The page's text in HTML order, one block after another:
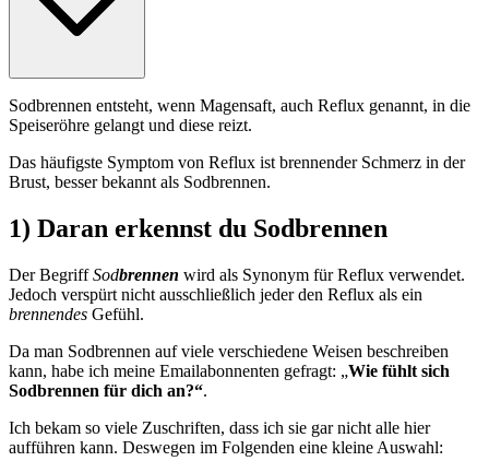
Sodbrennen entsteht, wenn Magensaft, auch Reflux genannt, in die
Speiseröhre gelangt und diese reizt.
Das häufigste Symptom von Reflux ist brennender Schmerz in der
Brust, besser bekannt als Sodbrennen.
1) Daran erkennst du Sodbrennen
Der BegriffSodbrennen wird als Synonym für Reflux verwendet.
Jedoch verspürt nicht ausschließlich jeder den Reflux als ein
brennendes Gefühl.
Da man Sodbrennen auf viele verschiedene Weisen beschreiben
kann, habe ich meine Emailabonnenten gefragt: „Wie fühlt sich
Sodbrennen für dich an?“.
Ich bekam so viele Zuschriften, dass ich sie gar nicht alle hier
aufführen kann. Deswegen im Folgenden eine kleine Auswahl: